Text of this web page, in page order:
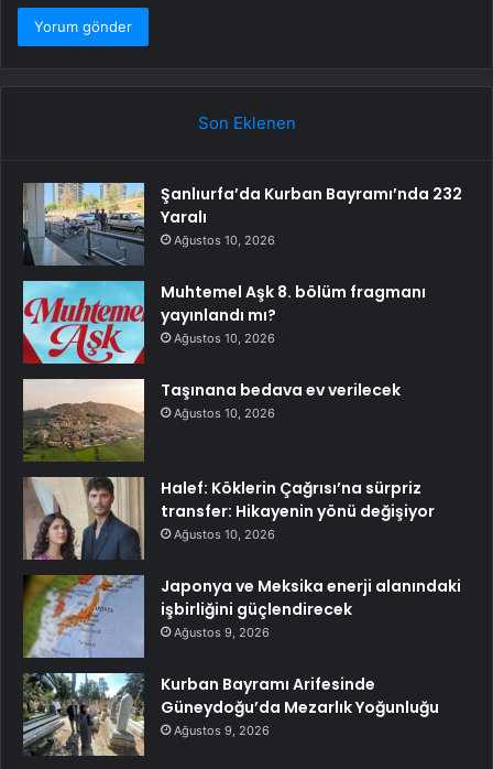
Son Eklenen
Şanlıurfa’da Kurban Bayramı’nda 232
Yaralı
Ağustos 10, 2026
Muhtemel Aşk 8. bölüm fragmanı
yayınlandı mı?
Ağustos 10, 2026
Taşınana bedava ev verilecek
Ağustos 10, 2026
Halef: Köklerin Çağrısı’na sürpriz
transfer: Hikayenin yönü değişiyor
Ağustos 10, 2026
Japonya ve Meksika enerji alanındaki
işbirliğini güçlendirecek
Ağustos 9, 2026
Kurban Bayramı Arifesinde
Güneydoğu’da Mezarlık Yoğunluğu
Ağustos 9, 2026